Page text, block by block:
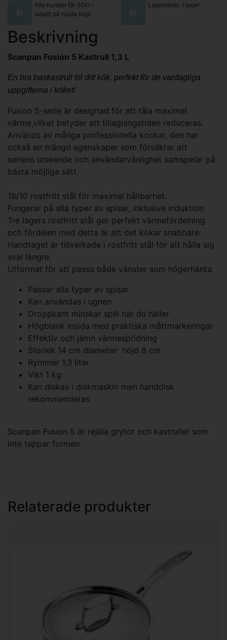
Alla kunder får 50kr i
rabatt på nästa köp!
Lagersaldo: I lager
Beskrivning
Scanpan Fusion 5 Kastrull 1,3 L
En bra baskastrull till ditt kök, perfekt för de vardagliga
uppgifterna i köket!
Fusion 5-serie är designad för att tåla maximal
värme,vilket betyder att tillagningstiden reduceras.
Används av många professionella kockar, den har
också en mängd egenskaper som försäkrar att
seriens utseende och användarvänlighet samspelar på
bästa möjliga sätt.
18/10 rostfritt stål för maximal hållbarhet.
Fungerar på alla typer av spisar, inklusive induktion
Tre lagers rostfritt stål ger perfekt värmefördelning
och fördelen med detta är att det kokar snabbare.
Handtaget är tillverkade i rostfritt stål för att hålla sig
sval längre.
Utformat för att passa både vänster som högerhänta.
Passar alla typer av spisar
Kan användas i ugnen
Droppkant minskar spill när du häller
Högblank insida med praktiska måttmarkeringar
Effektiv och jämn värmespridning
Storlek 14 cm diameter höjd 8 cm
Rymmer 1,3 liter
Vikt 1 kg
Kan diskas i diskmaskin men handdisk
rekommenderas
Scanpan Fusion 5 är rejäla grytor och kastruller som
inte tappar formen.
Relaterade produkter